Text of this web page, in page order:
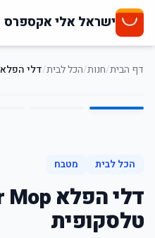
ישראל אלי אקספרס
דף הבית/חנות/הכל לבית/דלי הפלא Super Mop עם ידית טלסקופית
1
הכל לבית מטבח
טלסקופית